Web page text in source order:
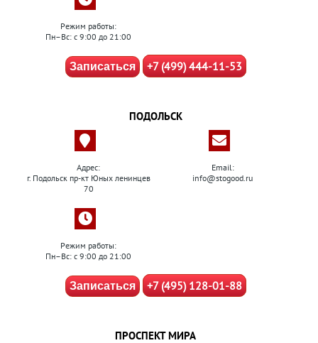
Режим работы:
Пн–Вс: с 9:00 до 21:00
Записаться +7 (499) 444-11-53
ПОДОЛЬСК
Адрес:
г. Подольск пр-кт Юных ленинцев
70
Email:
info@stogood.ru
Режим работы:
Пн–Вс: с 9:00 до 21:00
Записаться +7 (495) 128-01-88
ПРОСПЕКТ МИРА